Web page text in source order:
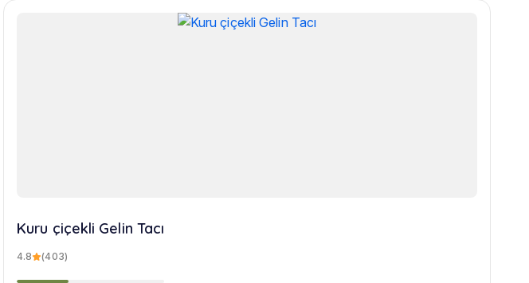
Kuru çiçekli Gelin Tacı
4.8 (403)